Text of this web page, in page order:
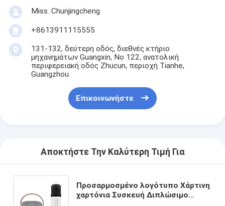
Miss. Chunjingcheng
+8613911115555
131-132, δεύτερη οδός, διεθνές κτήριο
μηχανημάτων Guangxin, Νο 122, ανατολική
περιφερειακή οδός Zhucun, περιοχή Tianhe,
Guangzhou
Επικοινωνήστε
Αποκτήστε Την Καλύτερη Τιμή Για
Προσαρμοσμένο λογότυπο Χάρτινη
χαρτόνια Συσκευή Διπλώσιμο